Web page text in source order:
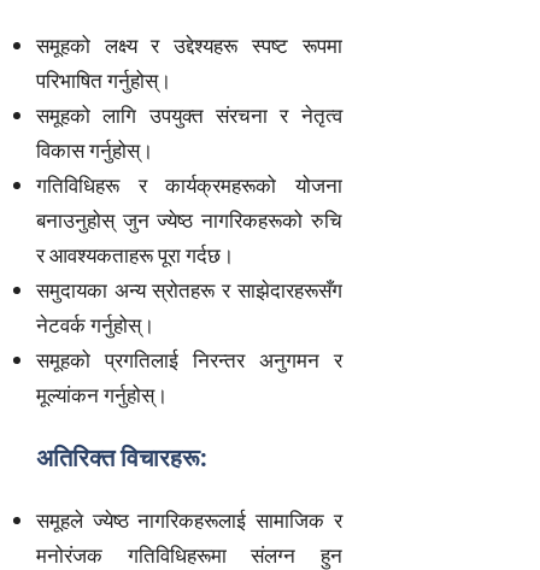
समूहको लक्ष्य र उद्देश्यहरू स्पष्ट रूपमा
परिभाषित गर्नुहोस्।
समूहको लागि उपयुक्त संरचना र नेतृत्व
विकास गर्नुहोस्।
गतिविधिहरू र कार्यक्रमहरूको योजना
बनाउनुहोस् जुन ज्येष्ठ नागरिकहरूको रुचि
र आवश्यकताहरू पूरा गर्दछ।
समुदायका अन्य स्रोतहरू र साझेदारहरूसँग
नेटवर्क गर्नुहोस्।
समूहको प्रगतिलाई निरन्तर अनुगमन र
मूल्यांकन गर्नुहोस्।
अतिरिक्त विचारहरू:
समूहले ज्येष्ठ नागरिकहरूलाई सामाजिक र
मनोरंजक गतिविधिहरूमा संलग्न हुन